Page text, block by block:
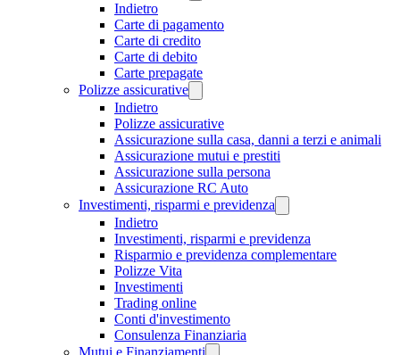
Indietro
Carte di pagamento
Carte di credito
Carte di debito
Carte prepagate
Polizze assicurative
Indietro
Polizze assicurative
Assicurazione sulla casa, danni a terzi e animali
Assicurazione mutui e prestiti
Assicurazione sulla persona
Assicurazione RC Auto
Investimenti, risparmi e previdenza
Indietro
Investimenti, risparmi e previdenza
Risparmio e previdenza complementare
Polizze Vita
Investimenti
Trading online
Conti d'investimento
Consulenza Finanziaria
Mutui e Finanziamenti